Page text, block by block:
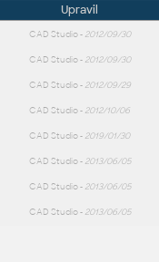
Upravil
CAD Studio - 2012/09/30
CAD Studio - 2012/09/30
CAD Studio - 2012/09/29
CAD Studio - 2012/10/06
CAD Studio - 2019/01/30
CAD Studio - 2013/06/05
CAD Studio - 2013/06/05
CAD Studio - 2013/06/05